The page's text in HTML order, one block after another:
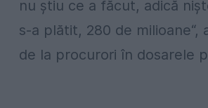
nu ştiu ce a făcut, adică
s-a plătit, 280 de milioane“,
de la procurori în dosarele